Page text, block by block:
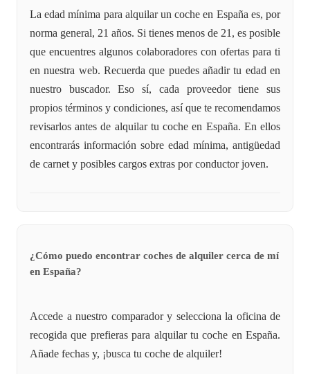
La edad mínima para alquilar un coche en España es, por
norma general, 21 años. Si tienes menos de 21, es posible
que encuentres algunos colaboradores con ofertas para ti
en nuestra web. Recuerda que puedes añadir tu edad en
nuestro buscador. Eso sí, cada proveedor tiene sus
propios términos y condiciones, así que te recomendamos
revisarlos antes de alquilar tu coche en España. En ellos
encontrarás información sobre edad mínima, antigüedad
de carnet y posibles cargos extras por conductor joven.
¿Cómo puedo encontrar coches de alquiler cerca de mí
en España?
Accede a nuestro comparador y selecciona la oficina de
recogida que prefieras para alquilar tu coche en España.
Añade fechas y, ¡busca tu coche de alquiler!